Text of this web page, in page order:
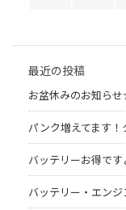
最近の投稿
お盆休みのお知ら
パンク増えてます！
バッテリーお得で
バッテリー・エン